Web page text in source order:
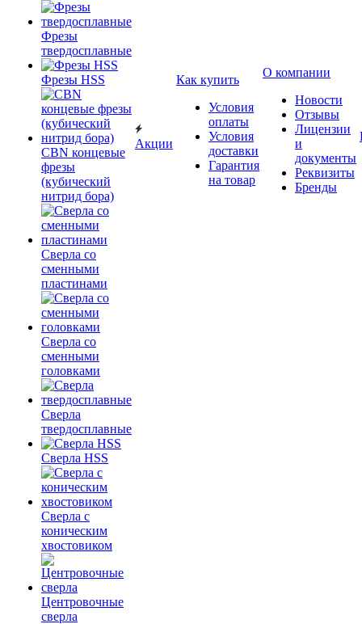
Фрезы
твердосплавные
Фрезы HSS
CBN концевые
фрезы
(кубический
нитрид бора)
Сверла со
сменными
пластинами
Сверла со
сменными
головками
Сверла
твердосплавные
Сверла HSS
Сверла с
коническим
хвостовиком
Центровочные
сверла
Акции
Как купить
Условия
оплаты
Условия
доставки
Гарантия
на товар
О компании
Новости
Отзывы
Лицензии
и
документы
Реквизиты
Бренды